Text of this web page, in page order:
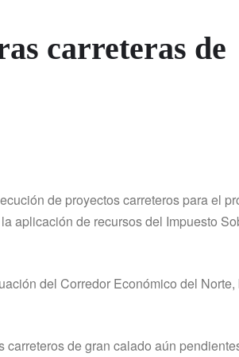
carreteras de
de proyectos carreteros para el
aplicación de recursos del Impuesto
del Corredor Económico del Norte,
carreteros de gran calado aún